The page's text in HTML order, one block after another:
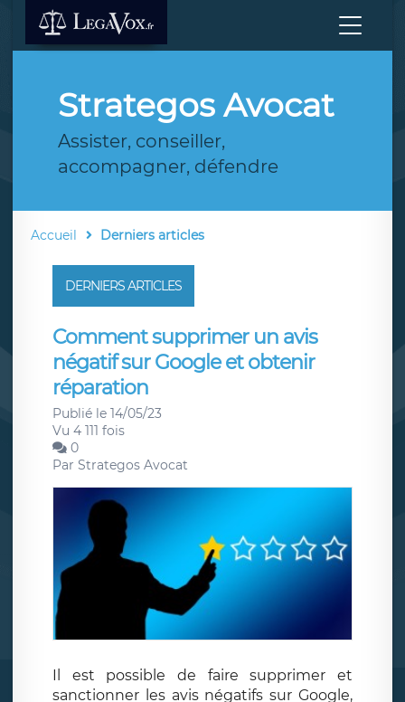
Strategos Avocat
Assister, conseiller,
accompagner, défendre
Accueil Derniers articles
DERNIERS ARTICLES
Comment supprimer un avis
négatif sur Google et obtenir
réparation
Publié le 14/05/23
Vu 4 111 fois
0
Par Strategos Avocat
Il est possible de faire supprimer et
sanctionner les avis négatifs sur Google,